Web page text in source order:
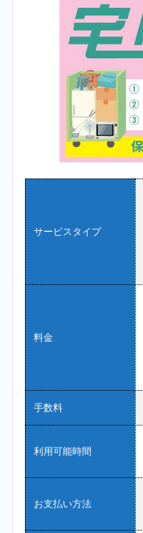
サービスタイプ
料金
手数料
利用可能時間
お支払い方法